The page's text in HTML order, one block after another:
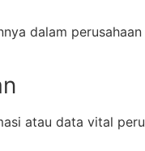
dalam
atau data vital